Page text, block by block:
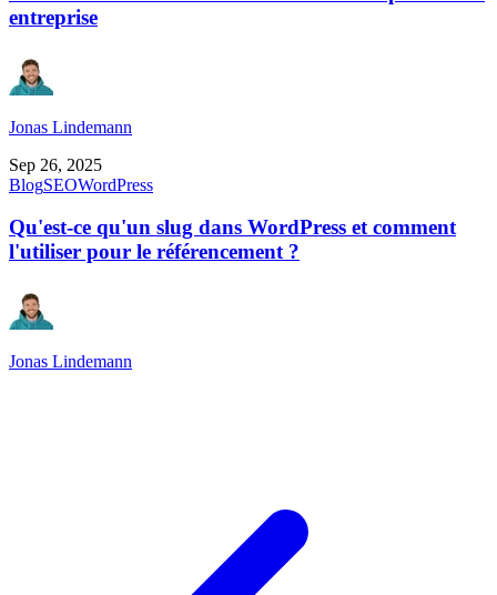
entreprise
Jonas Lindemann
Sep 26, 2025
BlogSEOWordPress
Qu'est-ce qu'un slug dans WordPress et comment
l'utiliser pour le référencement ?
Jonas Lindemann